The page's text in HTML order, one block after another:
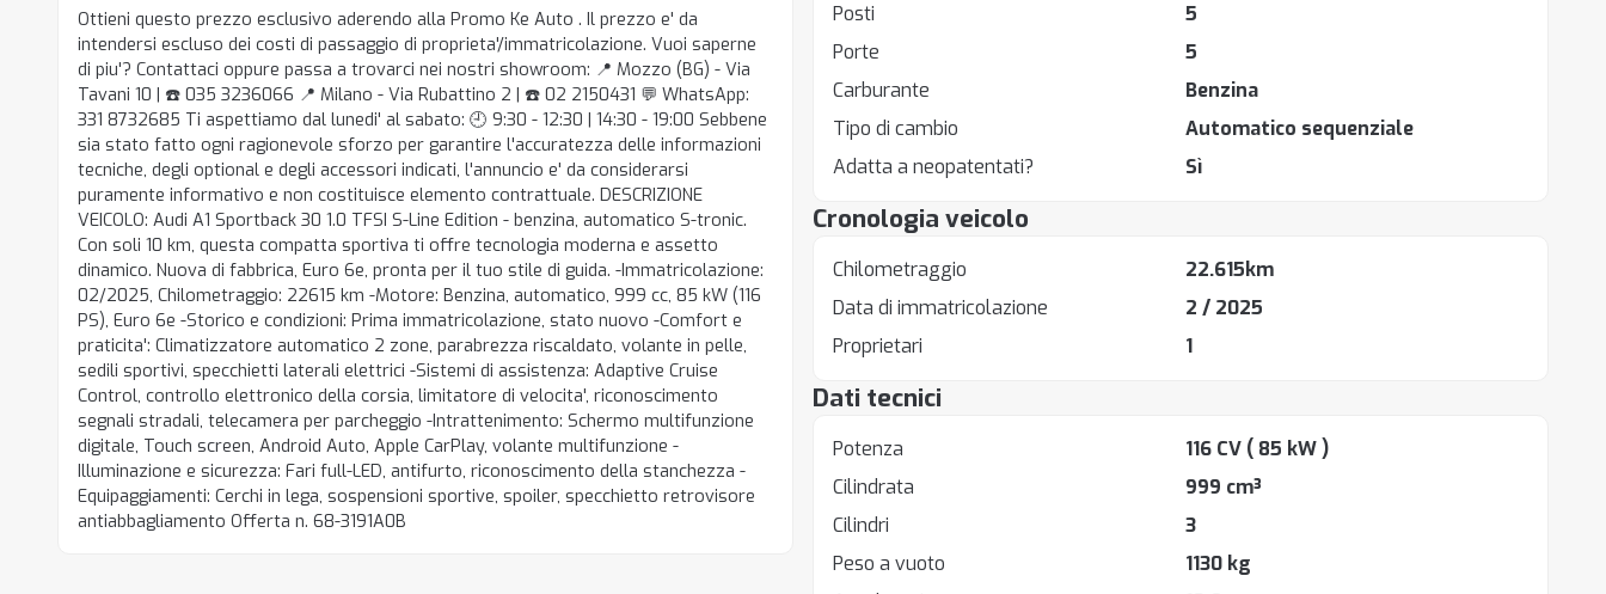
Ottieni questo prezzo esclusivo aderendo alla Promo Ke Auto . Il prezzo e' da
intendersi escluso dei costi di passaggio di proprieta'/immatricolazione. Vuoi saperne
di piu'? Contattaci oppure passa a trovarci nei nostri showroom: 📍 Mozzo (BG) - Via
Tavani 10 | ☎️ 035 3236066 📍 Milano - Via Rubattino 2 | ☎️ 02 2150431 💬 WhatsApp:
331 8732685 Ti aspettiamo dal lunedi' al sabato: 🕘 9:30 - 12:30 | 14:30 - 19:00 Sebbene
sia stato fatto ogni ragionevole sforzo per garantire l'accuratezza delle informazioni
tecniche, degli optional e degli accessori indicati, l'annuncio e' da considerarsi
puramente informativo e non costituisce elemento contrattuale. DESCRIZIONE
VEICOLO: Audi A1 Sportback 30 1.0 TFSI S-Line Edition - benzina, automatico S-tronic.
Con soli 10 km, questa compatta sportiva ti offre tecnologia moderna e assetto
dinamico. Nuova di fabbrica, Euro 6e, pronta per il tuo stile di guida. -Immatricolazione:
02/2025, Chilometraggio: 22615 km -Motore: Benzina, automatico, 999 cc, 85 kW (116
PS), Euro 6e -Storico e condizioni: Prima immatricolazione, stato nuovo -Comfort e
praticita': Climatizzatore automatico 2 zone, parabrezza riscaldato, volante in pelle,
sedili sportivi, specchietti laterali elettrici -Sistemi di assistenza: Adaptive Cruise
Control, controllo elettronico della corsia, limitatore di velocita', riconoscimento
segnali stradali, telecamera per parcheggio -Intrattenimento: Schermo multifunzione
digitale, Touch screen, Android Auto, Apple CarPlay, volante multifunzione -
Illuminazione e sicurezza: Fari full-LED, antifurto, riconoscimento della stanchezza -
Equipaggiamenti: Cerchi in lega, sospensioni sportive, spoiler, specchietto retrovisore
antiabbagliamento Offerta n. 68-3191A0B
Posti
5
Porte
5
Carburante
Benzina
Tipo di cambio
Automatico sequenziale
Adatta a neopatentati?
Sì
Cronologia veicolo
Chilometraggio
22.615km
Data di immatricolazione
2 / 2025
Proprietari
1
Dati tecnici
Potenza 116 CV ( 85 kW )
Cilindrata
999 cm³
Cilindri
3
Peso a vuoto
1130 kg